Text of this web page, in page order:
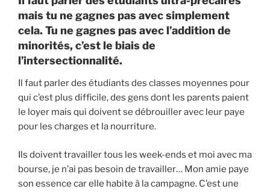
mais tu ne gagnes pas avec simplement
cela. Tu ne gagnes pas avec l’addition de
minorités, c’est le biais de
l’intersectionnalité.
Il faut parler des étudiants des classes moyennes pour
qui c’est plus difficile, des gens dont les parents paient
le loyer mais qui doivent se débrouiller avec leur paye
pour les charges et la nourriture.
Ils doivent travailler tous les week-ends et moi avec ma
bourse, je n’ai pas besoin de travailler… Mon amie paye
son essence car elle habite à la campagne. C’est une